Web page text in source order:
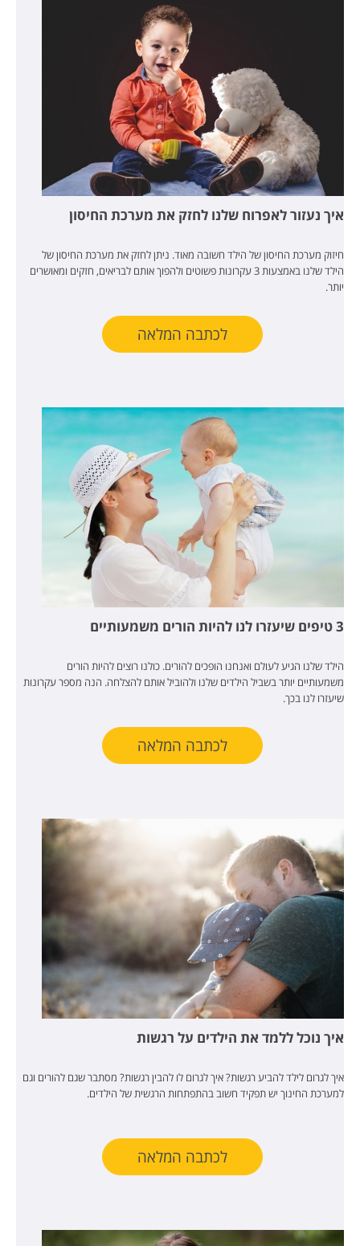
איך נעזור לאפרוח שלנו לחזק את מערכת החיסון
חיזוק מערכת החיסון של הילד חשובה מאוד. ניתן לחזק את מערכת החיסון של
הילד שלנו באמצעות 3 עקרונות פשוטים ולהפוך אותם לבריאים, חזקים ומאושרים
יותר.
לכתבה המלאה
3 טיפים שיעזרו לנו להיות הורים משמעותיים
הילד שלנו הגיע לעולם ואנחנו הופכים להורים. כולנו רוצים להיות הורים
משמעותיים יותר בשביל הילדים שלנו ולהוביל אותם להצלחה. הנה מספר עקרונות
שיעזרו לנו בכך.
לכתבה המלאה
איך נוכל ללמד את הילדים על רגשות
איך לגרום לילד להביע רגשות? איך לגרום לו להבין רגשות? מסתבר שגם להורים וגם
למערכת החינוך יש תפקיד חשוב בהתפתחות הרגשית של הילדים.
לכתבה המלאה